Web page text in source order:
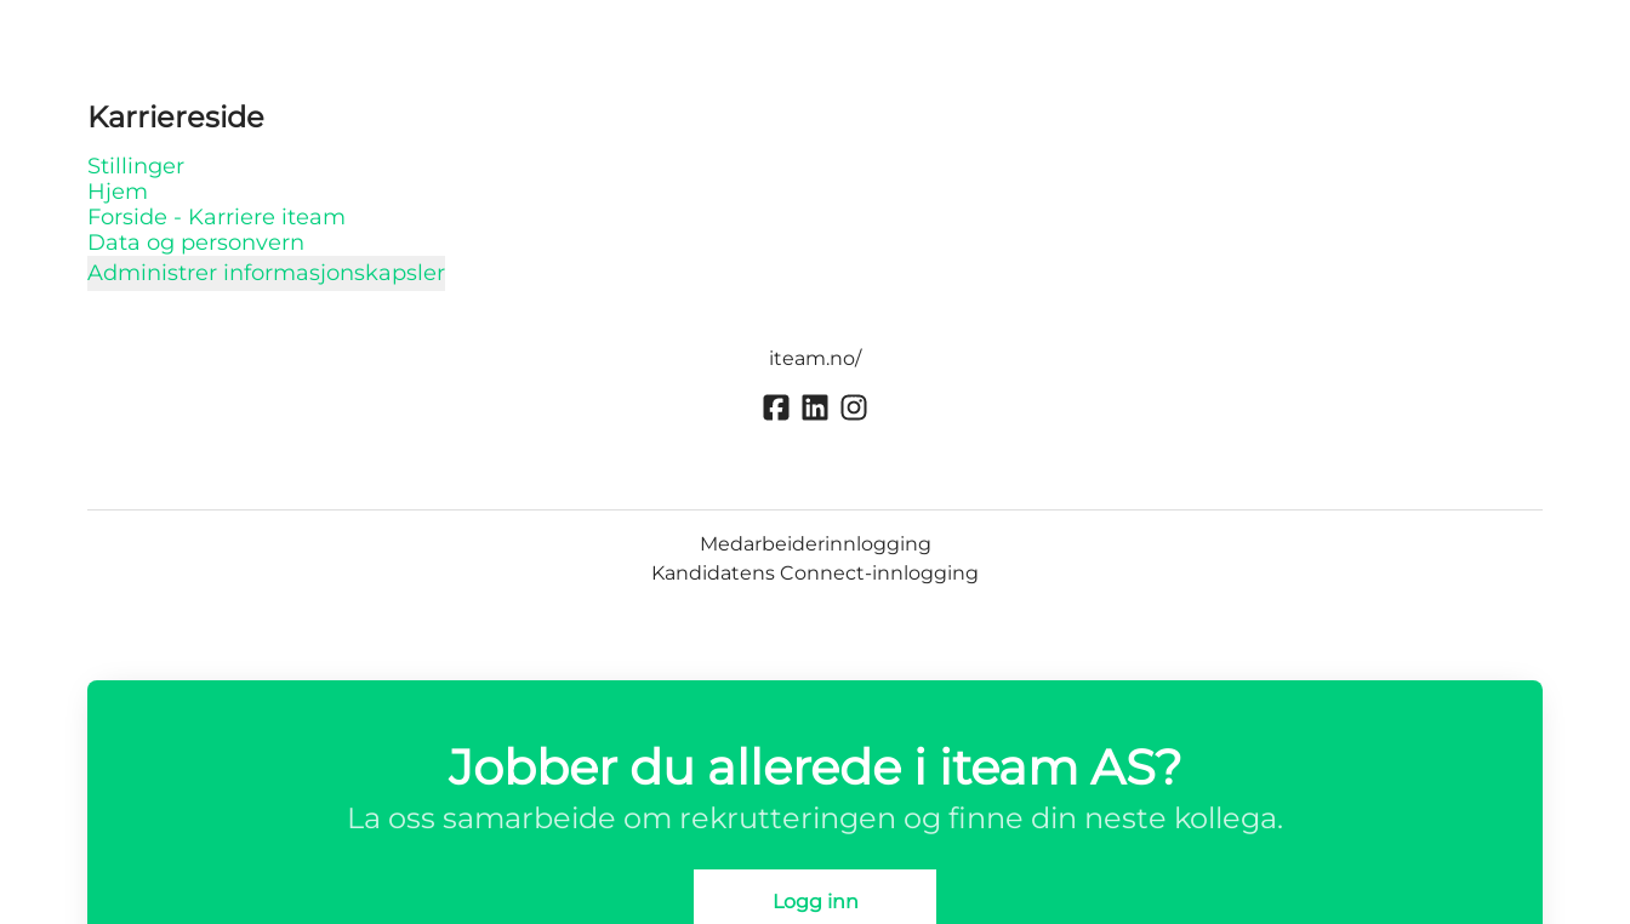
Karriereside
Stillinger
Hjem
Forside - Karriere iteam
Data og personvern
Administrer informasjonskapsler
iteam.no/
Medarbeiderinnlogging
Kandidatens Connect-innlogging
Jobber du allerede i iteam AS?
La oss samarbeide om rekrutteringen og finne din neste kollega.
Logg inn